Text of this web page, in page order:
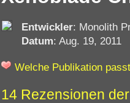
Entwickler: Monolith
Datum: Aug. 19, 2011
Welche Publikation
14 Rezensionen